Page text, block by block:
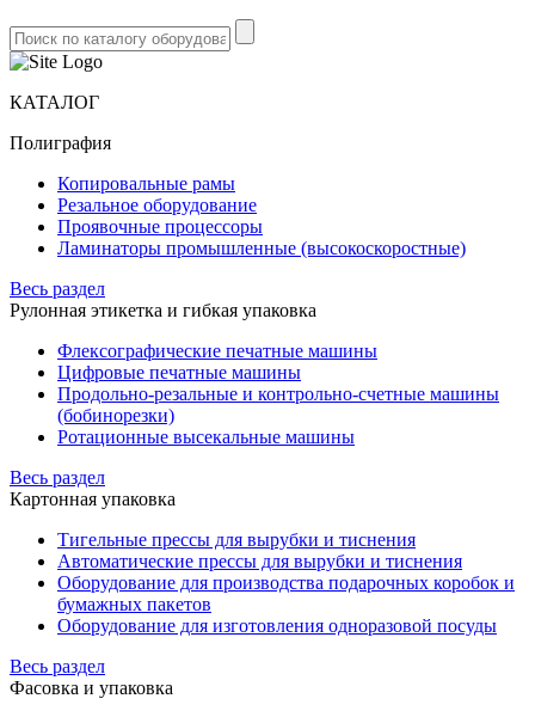
КАТАЛОГ
Полиграфия
Копировальные рамы
Резальное оборудование
Проявочные процессоры
Ламинаторы промышленные (высокоскоростные)
Весь раздел
Рулонная этикетка и гибкая упаковка
Флексографические печатные машины
Цифровые печатные машины
Продольно-резальные и контрольно-счетные машины
(бобинорезки)
Ротационные высекальные машины
Весь раздел
Картонная упаковка
Тигельные прессы для вырубки и тиснения
Автоматические прессы для вырубки и тиснения
Оборудование для производства подарочных коробок и
бумажных пакетов
Оборудование для изготовления одноразовой посуды
Весь раздел
Фасовка и упаковка